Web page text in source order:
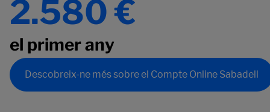
2.580 €
el primer any
Descobreix-ne més sobre el Compte Online Sabadell